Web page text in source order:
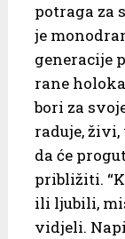
potraga za
je
generacije
rane
bori za
raduje,
da će
približiti.
ili ljubili,
vidjeli.